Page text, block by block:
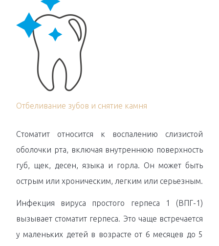
Отбеливание зубов и снятие камня
Стоматит относится к воспалению слизистой
оболочки рта, включая внутреннюю поверхность
губ, щек, десен, языка и горла. Он может быть
острым или хроническим, легким или серьезным.
Инфекция вируса простого герпеса 1 (ВПГ-1)
вызывает стоматит герпеса. Это чаще встречается
у маленьких детей в возрасте от 6 месяцев до 5